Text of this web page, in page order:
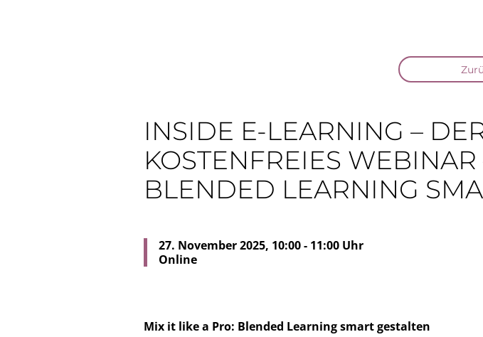
INSIDE E-LEARNING –
KOSTENFREIES
BLENDED LEARNING
27. November 2025, 10:00 - 11:00 Uhr
Online
Mix it like a Pro: Blended Learning smart gestalten